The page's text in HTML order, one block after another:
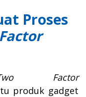
Proses
Factor
produk gadget